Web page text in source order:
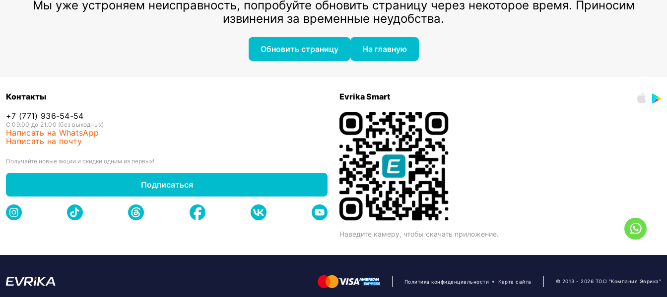
Мы уже устроняем неисправность, попробуйте обновить страницу через некоторое время. Приносим
извинения за временные неудобства.
Обновить страницу На главную
Контакты
+7 (771) 936-54-54
С 09:00 до 21:00 (без выходных)
Написать на WhatsApp
Написать на почту
Получайте новые акции и скидки одним из первых!
Подписаться
Evrika Smart
Наведите камеру, чтобы скачать приложение.
Политика конфиденциальности Карта сайта © 2013 - 2026 ТОО "Компания Эврика"